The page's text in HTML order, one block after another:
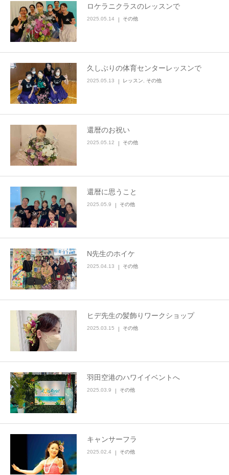
ロケラニクラスのレッスンで
2025.05.14 その他
久しぶりの体育センターレッスンで
2025.05.13 レッスン, その他
還暦のお祝い
2025.05.12 その他
還暦に思うこと
2025.05.9 その他
N先生のホイケ
2025.04.13 その他
ヒデ先生の髪飾りワークショップ
2025.03.15 その他
羽田空港のハワイイベントへ
2025.03.9 その他
キャンサーフラ
2025.02.4 その他